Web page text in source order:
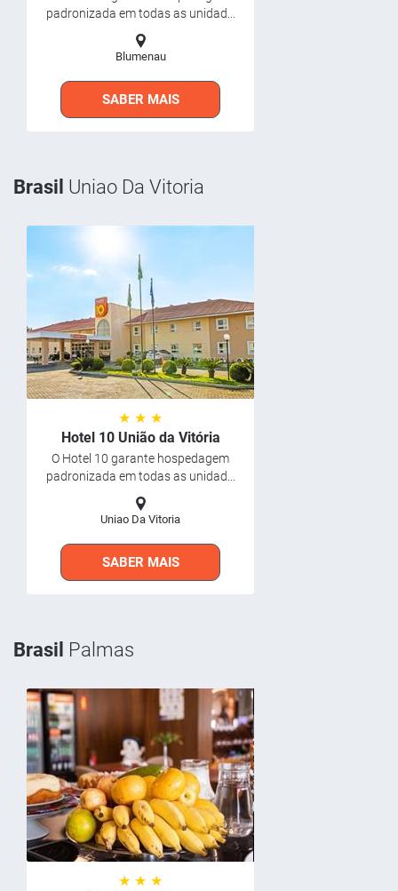
padronizada em todas as unidad...
Blumenau
SABER MAIS
Brasil Uniao Da Vitoria
★ ★ ★
Hotel 10 União da Vitória
O Hotel 10 garante hospedagem
padronizada em todas as unidad...
Uniao Da Vitoria
SABER MAIS
Brasil Palmas
★ ★ ★